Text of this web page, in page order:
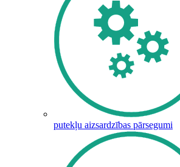
putekļu aizsardzības pārsegumi